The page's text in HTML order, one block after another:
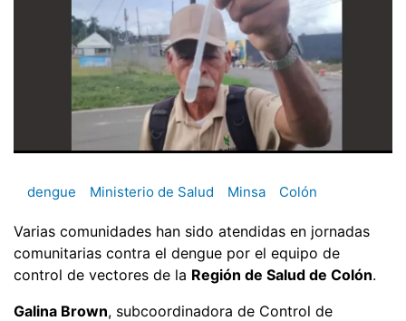
dengue Ministerio de Salud Minsa Colón
Varias comunidades han sido atendidas en jornadas
comunitarias contra el dengue por el equipo de
control de vectores de la Región de Salud de Colón.
Galina Brown, subcoordinadora de Control de